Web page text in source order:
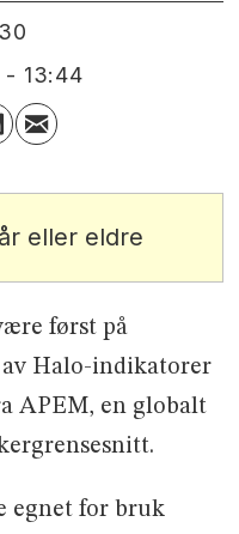
- 13:44
eller eldre
først på
Halo-indikatorer
APEM, en globalt
egnet for bruk